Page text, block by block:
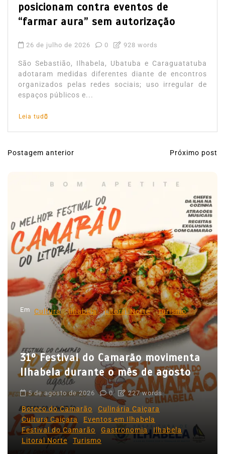
posicionam contra eventos de
“farmar aura” sem autorização
26 de julho de 2026 0 928 words
São Sebastião, Ilhabela, Ubatuba e Caraguatatuba
adotaram medidas diferentes diante de encontros
organizados pelas redes sociais; uso irregular de
espaços públicos e...
Leia tudo
N
g
a
ç
o
d
e
P
s
Postagem anterior Próximo post
Em Cultura Ilhabela Litoral Norte Turismo
31º Festival do Camarão movimenta
Ilhabela durante o mês de agosto
5 de agosto de 2026 0 227 words
Boteco do Camarão
Culinária Caiçara
Cultura Caiçara
Eventos em Ilhabela
Festival do Camarão
Gastronomia
Ilhabela
Litoral Norte
Turismo